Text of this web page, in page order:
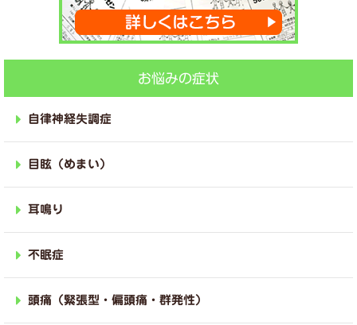
お悩みの症状
自律神経失調症
目眩（めまい）
耳鳴り
不眠症
頭痛（緊張型・偏頭痛・群発性）